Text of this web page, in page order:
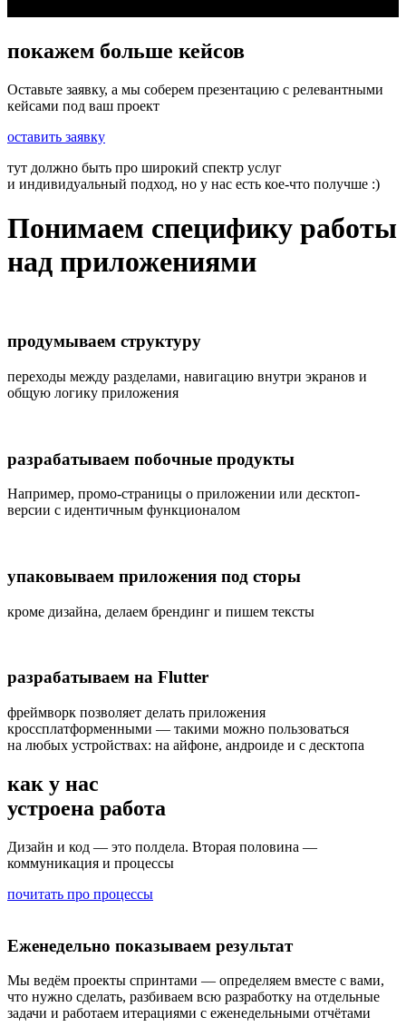
покажем больше кейсов
Оставьте заявку, а мы соберем презентацию с релевантными
кейсами под ваш проект
оставить заявку
тут должно быть про широкий спектр услуг
и индивидуальный подход, но у нас есть кое-что получше :)
Понимаем специфику работы
над приложениями
продумываем структуру
переходы между разделами, навигацию внутри экранов и
общую логику приложения
разрабатываем побочные продукты
Например, промо-страницы о приложении или десктоп-
версии с идентичным функционалом
упаковываем приложения под сторы
кроме дизайна, делаем брендинг и пишем тексты
разрабатываем на Flutter
фреймворк позволяет делать приложения
кроссплатформенными — такими можно пользоваться
на любых устройствах: на айфоне, андроиде и с десктопа
как у нас
устроена работа
Дизайн и код — это полдела. Вторая половина —
коммуникация и процессы
почитать про процессы
Еженедельно показываем результат
Мы ведём проекты спринтами — определяем вместе с вами,
что нужно сделать, разбиваем всю разработку на отдельные
задачи и работаем итерациями с еженедельными отчётами